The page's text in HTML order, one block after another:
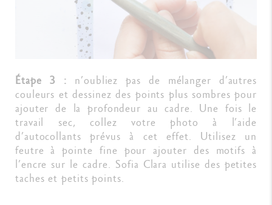
Étape 3 : n’oubliez pas de mélanger d’autres
couleurs et dessinez des points plus sombres pour
ajouter de la profondeur au cadre. Une fois le
travail sec, collez votre photo à l’aide
d’autocollants prévus à cet effet. Utilisez un
feutre à pointe fine pour ajouter des motifs à
l’encre sur le cadre. Sofia Clara utilise des petites
taches et petits points.